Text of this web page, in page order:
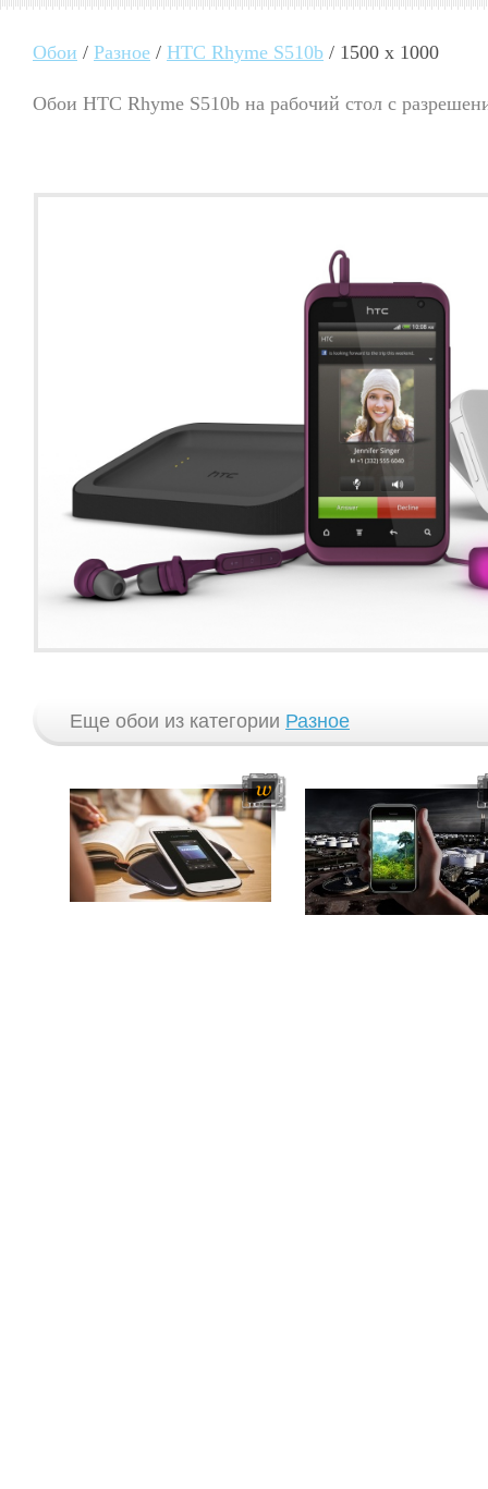
Обои / Разное / HTC Rhyme S510b / 1500 x 1000
Обои HTC Rhyme S510b на рабочий стол с
Еще обои из категории Разное